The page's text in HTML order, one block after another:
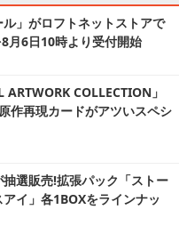
ル」がロフトネットストアで
月6日10時より受付開始
COLLECTION」
作再現カードがアツいスペシ
選販売!拡張パック「ストー
イ」各1BOXをラインナッ